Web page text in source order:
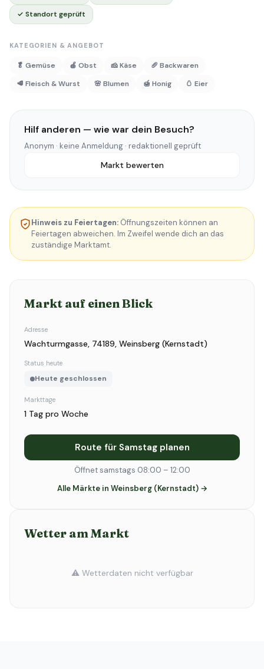
✓ Standort geprüft
KATEGORIEN & ANGEBOT
🥬 Gemüse 🍎 Obst 🧀 Käse
🥖 Backwaren
🥩 Fleisch & Wurst
🌸 Blumen 🍯 Honig 🥚 Eier
Hilf anderen — wie war dein Besuch?
Anonym · keine Anmeldung · redaktionell geprüft
Markt bewerten
Hinweis zu Feiertagen: Öffnungszeiten können an
Feiertagen abweichen. Im Zweifel wende dich an das
zuständige Marktamt.
Markt auf einen Blick
Adresse
Wachturmgasse, 74189, Weinsberg (Kernstadt)
Status heute
Heute geschlossen
Markttage
1 Tag pro Woche
Route für Samstag planen
Öffnet samstags 08:00 – 12:00
Alle Märkte in Weinsberg (Kernstadt) →
Wetter am Markt
⚠️ Wetterdaten nicht verfügbar